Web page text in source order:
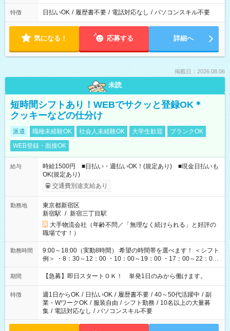
特徴 日払いOK / 履歴書不要 / 電話対応なし / パソコンスキル不要
気になる！ 応募する 詳細へ
掲載日：2026.08.06
未読
短時間シフトあり！WEBでサクッと登録OK＊
クッキーなどの仕分け
派遣 職種未経験OK 社会人未経験OK 大学生歓迎
ブランクOK
WEB登録・面接OK
給与
時給1500円 ■日払い・週払いOK！(規定あり) ■現金日払いも
OK(規定あり)
交通費別途支給あり
勤務地
東京都新宿区
新宿駅 / 新宿三丁目駅
大手物流会社（年齢不問／「無理なく続けられる」と好評の
職場です！）
勤務時間
9:00～18:00（実動8時間） 希望の時間帯を選べます！ ＜シフト
例＞ ・8：30～12：00 ・10：00～19：00 ・17：00～22：00
・13：00～22：00 ・22：00～翌6：00 など
期間 【急募】即日スタートＯＫ！ 単発1日のみから働けます。
特徴 週1日からOK / 日払いOK / 履歴書不要 / 40～50代活躍中 / 副
業・WワークOK / 服装自由 / シフト勤務 / 10名以上の大量募
集 / 電話対応なし / パソコンスキル不要